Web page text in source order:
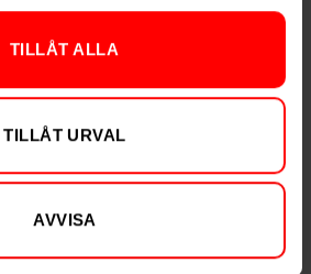
TILLÅT ALLA
TILLÅT URVAL
AVVISA